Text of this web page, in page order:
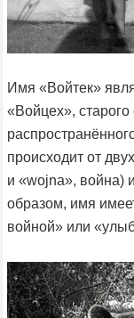
Имя «Войтек»
«Войцех»,
происходит от
и «wojna», война)
образом, имя
войной» или